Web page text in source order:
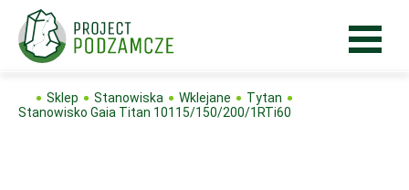
Sklep Stanowiska Wklejane
Tytan
Stanowisko Gaia Titan 10115/150/200/1RTi60